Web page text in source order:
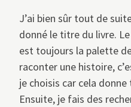
J’ai bien sûr tout de
donné le titre du livre.
est toujours la palette
raconter une histoire,
je choisis car cela
Ensuite, je fais des